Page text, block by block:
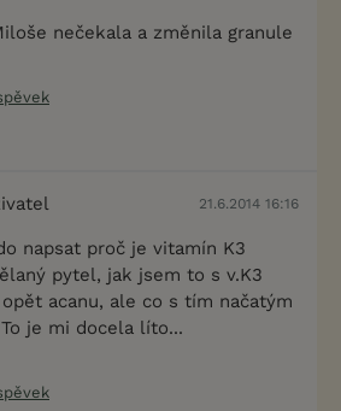
nečekala a změnila granule
21.6.2014 16:16
napsat proč je vitamín K3
pytel, jak jsem to s v.K3
acanu, ale co s tím načatým
je mi docela líto...